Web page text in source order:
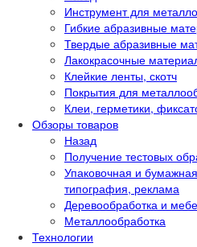
Инструмент для
Гибкие абразивные
Твердые абразивные
Лакокрасочные
Клейкие ленты, скотч
Покрытия для
Клеи, герметики,
Обзоры товаров
Назад
Получение тестовых
Упаковочная и
типография, реклама
Деревообработка и
Металлообработка
Технологии